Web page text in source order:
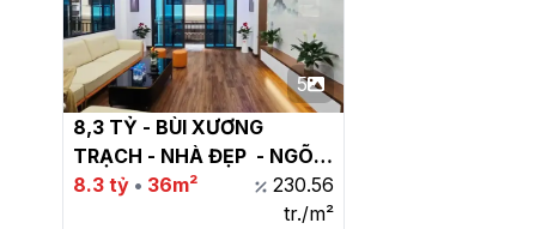
5
8,3 TỶ - BÙI XƯƠNG
TRẠCH - NHÀ ĐẸP  - NGÕ
THÔNG Ô TÔ - KINH
8.3 tỷ • 36m²
230.56
tr./m²